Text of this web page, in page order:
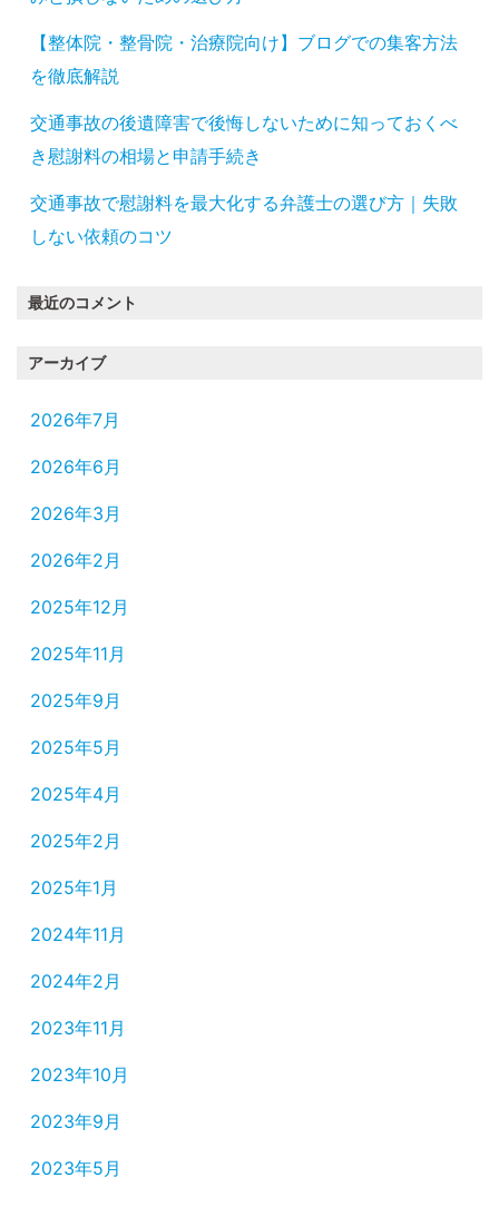
【整体院・整骨院・治療院向け】ブログでの集客方法
を徹底解説
交通事故の後遺障害で後悔しないために知っておくべ
き慰謝料の相場と申請手続き
交通事故で慰謝料を最大化する弁護士の選び方｜失敗
しない依頼のコツ
最近のコメント
アーカイブ
2026年7月
2026年6月
2026年3月
2026年2月
2025年12月
2025年11月
2025年9月
2025年5月
2025年4月
2025年2月
2025年1月
2024年11月
2024年2月
2023年11月
2023年10月
2023年9月
2023年5月